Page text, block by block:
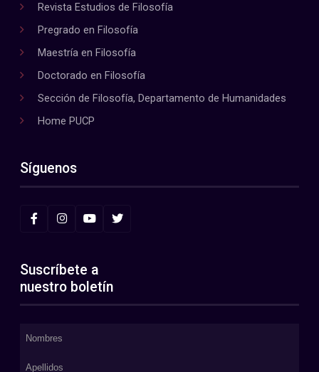
Revista Estudios de Filosofía
Pregrado en Filosofía
Maestría en Filosofía
Doctorado en Filosofía
Sección de Filosofía, Departamento de Humanidades
Home PUCP
Síguenos
Suscríbete a
nuestro boletín